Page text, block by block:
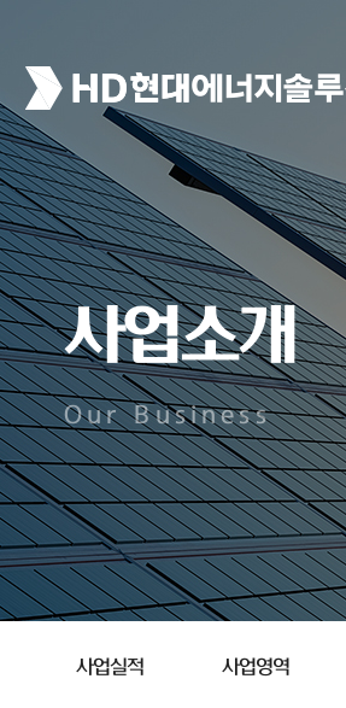
사업소개
Our Business
사업실적 사업영역